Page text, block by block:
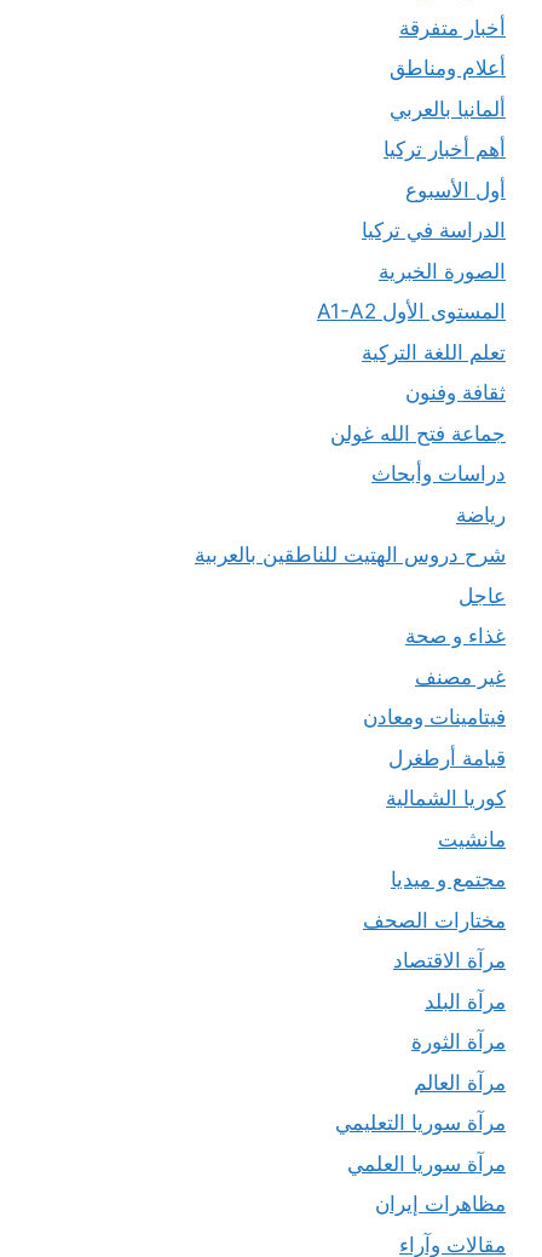
أخبار متفرقة
أعلام ومناطق
ألمانيا بالعربي
أهم أخبار تركيا
أول الأسبوع
الدراسة في تركيا
الصورة الخبرية
المستوى الأول A1-A2
تعلم اللغة التركية
ثقافة وفنون
جماعة فتح الله غولن
دراسات وأبحاث
رياضة
شرح دروس الهتيت للناطقين بالعربية
عاجل
غذاء و صحة
غير مصنف
فيتامينات ومعادن
قيامة أرطغرل
كوريا الشمالية
مانشيت
مجتمع و ميديا
مختارات الصحف
مرآة الاقتصاد
مرآة البلد
مرآة الثورة
مرآة العالم
مرآة سوريا التعليمي
مرآة سوريا العلمي
مظاهرات إيران
مقالات وآراء